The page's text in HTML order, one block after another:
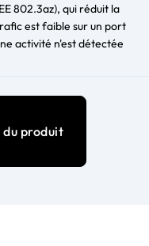
802.3az), qui réduit la
est faible sur un port
activité n'est détectée
du produit